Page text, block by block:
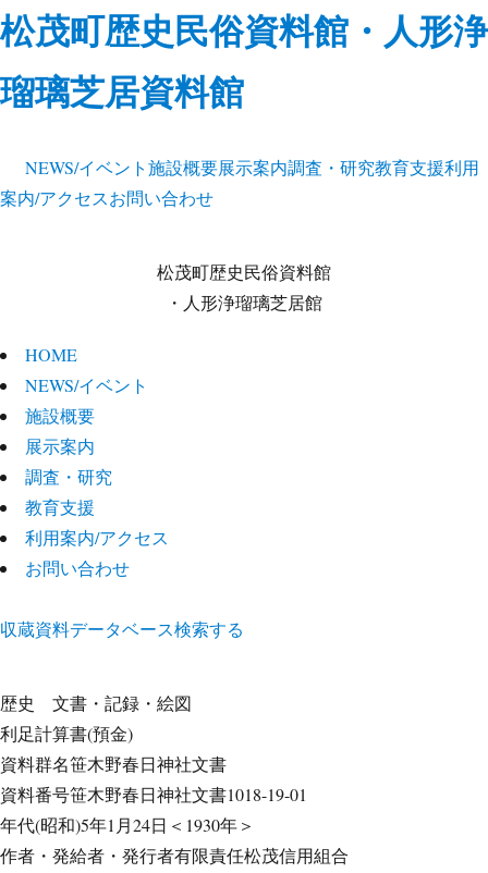
松茂町歴史民俗資料館・人形浄
瑠璃芝居資料館
NEWS/イベント施設概要展示案内調査・研究教育支援利用
案内/アクセスお問い合わせ
松茂町歴史民俗資料館
・人形浄瑠璃芝居館
HOME
NEWS/イベント
施設概要
展示案内
調査・研究
教育支援
利用案内/アクセス
お問い合わせ
収蔵資料データベース検索する
歴史 文書・記録・絵図
利足計算書(預金)
資料群名笹木野春日神社文書
資料番号笹木野春日神社文書1018-19-01
年代(昭和)5年1月24日＜1930年＞
作者・発給者・発行者有限責任松茂信用組合